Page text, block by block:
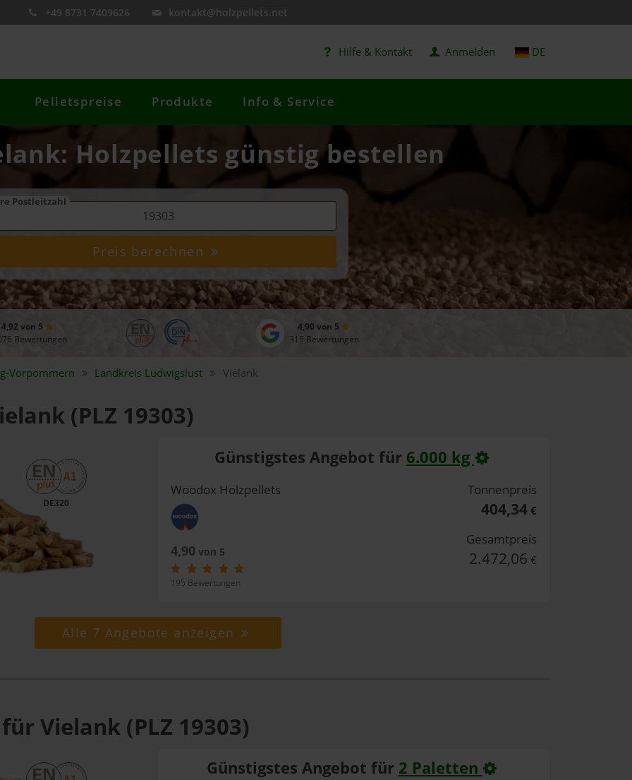
+49 8731 7409626 kontakt@holzpellets.net
Hilfe & Kontakt Anmelden DE
Pelletspreise Produkte Info & Service
Holzpellets günstig bestellen
Postleitzahl
Preis berechnen
4,92 von 5
Bewertungen
4,90 von 5
315 Bewertungen
Vorpommern Landkreis Ludwigslust Vielank
(PLZ 19303)
DE320
Günstigstes Angebot für 6.000 kg
Woodox Holzpellets
4,90 von 5
195 Bewertungen
Tonnenpreis
404,34€
Gesamtpreis
2.472,06 €
Alle 7 Angebote anzeigen
Vielank (PLZ 19303)
Günstigstes Angebot für 2 Paletten